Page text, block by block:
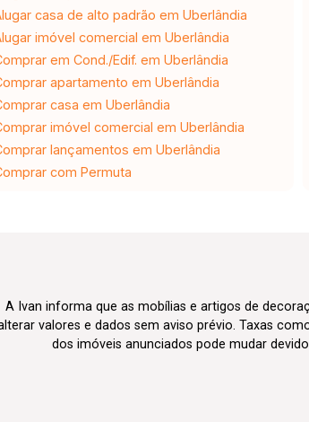
casa de alto padrão em Uberlândia
imóvel comercial em Uberlândia
em Cond./Edif. em Uberlândia
apartamento em Uberlândia
casa em Uberlândia
imóvel comercial em Uberlândia
lançamentos em Uberlândia
com Permuta
A Ivan informa que as mobílias e artigos de
valores e dados sem aviso prévio. Taxas
dos imóveis anunciados pode mudar